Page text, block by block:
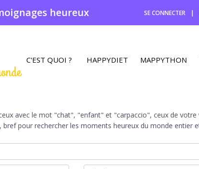
heureux SE CONNECTER |
C'EST QUOI ? HAPPYDIET MAPPYTHON
avec le mot "chat", "enfant" et "carpaccio", ceux de votre
bref pour rechercher les moments heureux du monde